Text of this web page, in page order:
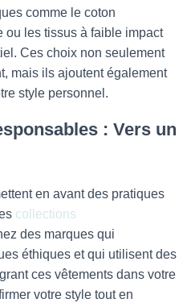
comme le coton
ou les tissus à faible impact
Ces choix non seulement
mais ils ajoutent également
style personnel.
: Vers un
en avant des pratiques
collections
des marques qui
éthiques et qui utilisent des
ces vêtements dans votre
votre style tout en